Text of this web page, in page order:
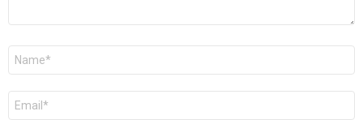
Nome
E-
mail